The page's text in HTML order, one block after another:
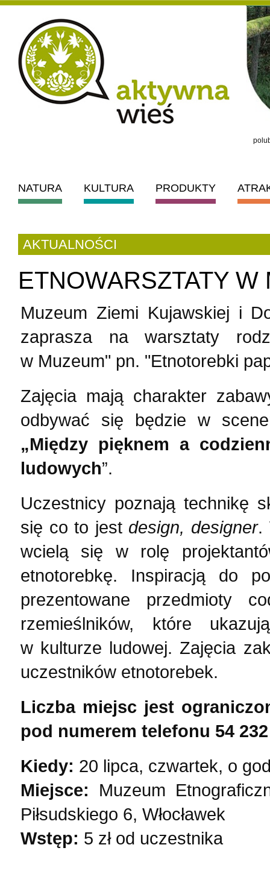
NATURA KULTURA PRODUKTY
AKTUALNOŚCI
ETNOWARSZTATY W
Muzeum Ziemi Kujawskiej i
zaprasza na warsztaty
w Muzeum" pn. "Etnotorebki
Zajęcia mają charakter
odbywać się będzie w
„Między pięknem a
ludowych”.
Uczestnicy poznają technikę
się co to jest design, designer.
wcielą się w rolę
etnotorebkę. Inspiracją do
prezentowane przedmioty
rzemieślników, które
w kulturze ludowej. Zajęcia
uczestników etnotorebek.
Liczba miejsc jest
pod numerem telefonu 54
Kiedy: 20 lipca, czwartek, o
Miejsce:
Muzeum
Piłsudskiego 6, Włocławek
Wstęp: 5 zł od uczestnika